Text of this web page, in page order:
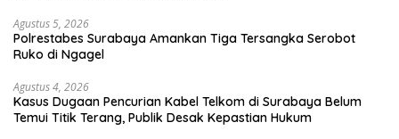
Agustus 5, 2026
Polrestabes Surabaya Amankan Tiga Tersangka Serobot
Ruko di Ngagel
Agustus 4, 2026
Kasus Dugaan Pencurian Kabel Telkom di Surabaya Belum
Temui Titik Terang, Publik Desak Kepastian Hukum